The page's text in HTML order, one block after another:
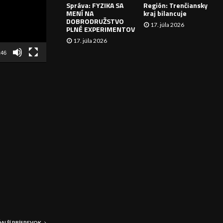
I
Správa: FYZIKA SA
MENÍ NA
DOBRODRUŽSTVO
PLNÉ EXPERIMENTOV
17. júla 2026
Región: Trenčiansky
kraj bilancuje
17. júla 2026